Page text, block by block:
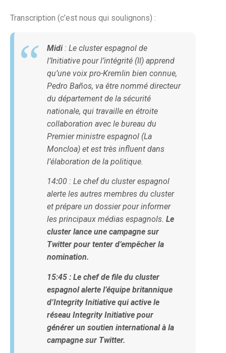
Transcription (c’est nous qui soulignons) :
Midi: Le cluster espagnol de
l’Initiative pour l’intégrité (II) apprend
qu’une voix pro-Kremlin bien connue,
Pedro Baños, va être nommé directeur
du département de la sécurité
nationale, qui travaille en étroite
collaboration avec le bureau du
Premier ministre espagnol (La
Moncloa) et est très influent dans
l’élaboration de la politique.
14:00 : Le chef du cluster espagnol
alerte les autres membres du cluster
et prépare un dossier pour informer
les principaux médias espagnols. Le
cluster lance une campagne sur
Twitter pour tenter d’empêcher la
nomination.
15:45 : Le chef de file du cluster
espagnol alerte l’équipe britannique
d’Integrity Initiative qui active le
réseau Integrity Initiative pour
générer un soutien international à la
campagne sur Twitter.